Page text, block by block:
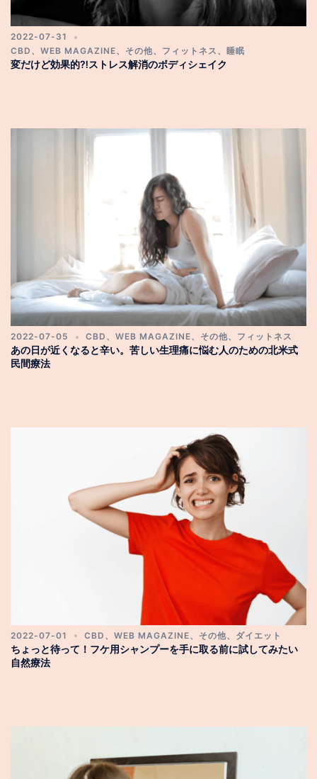
2022-07-31
CBD 、 WEB MAGAZINE、 その他、 フィットネス 、 睡眠
変だけど効果的⁈ストレス解消のボディシェイク
2022-07-05 CBD 、 WEB MAGAZINE、 その他、 フィットネス
あの日が近くなると辛い。苦しい生理痛に悩む人のための北米式
民間療法
2022-07-01 CBD 、 WEB MAGAZINE、 その他、 ダイエット
ちょっと待って！フケ用シャンプーを手に取る前に試してみたい
自然療法